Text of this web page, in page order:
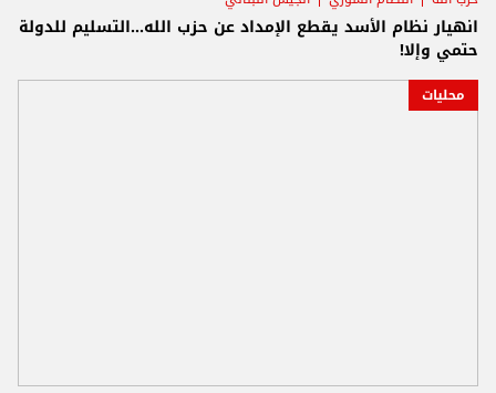
انهيار نظام الأسد يقطع الإمداد عن حزب الله...التسليم للدولة
حتمي وإلا!
محليات